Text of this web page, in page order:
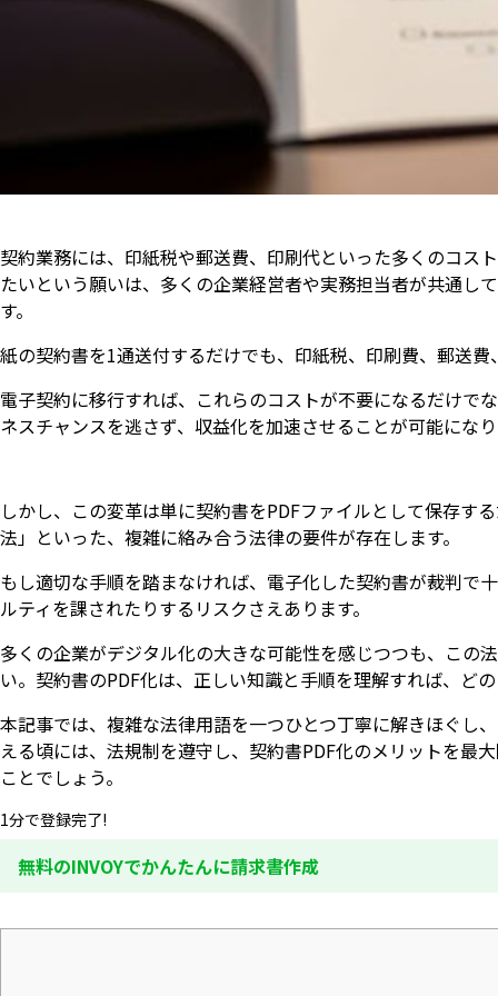
契約業務には、印紙税や郵送費、印刷代といった多くのコス
たいという願いは、多くの企業経営者や実務担当者が共通し
す。
紙の契約書を1通送付するだけでも、印紙税、印刷費、郵送
電子契約に移行すれば、これらのコストが不要になるだけで
ネスチャンスを逃さず、収益化を加速させることが可能にな
しかし、この変革は単に契約書をPDFファイルとして保存す
法」といった、複雑に絡み合う法律の要件が存在します。
もし適切な手順を踏まなければ、電子化した契約書が裁判で
ルティを課されたりするリスクさえあります。
多くの企業がデジタル化の大きな可能性を感じつつも、この
い。契約書のPDF化は、正しい知識と手順を理解すれば、ど
本記事では、複雑な法律用語を一つひとつ丁寧に解きほぐし
える頃には、法規制を遵守し、契約書PDF化のメリットを最
ことでしょう。
1分で登録完了!
無料のINVOYでかんたんに請求書作成